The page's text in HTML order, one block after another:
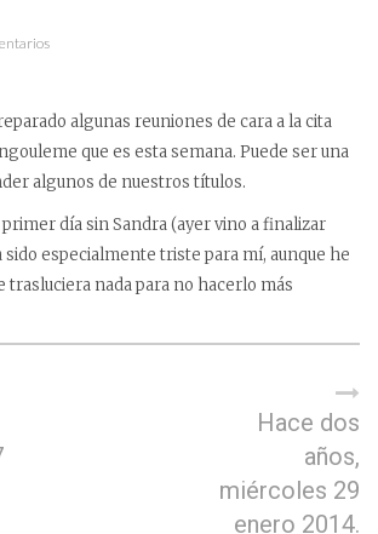
algunas reuniones de cara a la cita
que es esta semana. Puede ser una
algunos de nuestros títulos.
día sin Sandra (ayer vino a finalizar
sido especialmente triste para mí, aunque he
trasluciera nada para no hacerlo más
Hace dos
años,
miércoles 29
enero 2014.